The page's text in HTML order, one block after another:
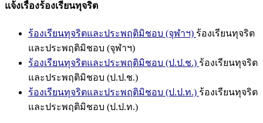
แจ้งเรื่องร้องเรียนทุจริต
ร้องเรียนทุจริตและประพฤติมิชอบ (จุฬาฯ) ร้องเรียนทุจริต
และประพฤติมิชอบ (จุฬาฯ)
ร้องเรียนทุจริตและประพฤติมิชอบ (ป.ป.ช.) ร้องเรียนทุจริต
และประพฤติมิชอบ (ป.ป.ช.)
ร้องเรียนทุจริตและประพฤติมิชอบ (ป.ป.ท.) ร้องเรียนทุจริต
และประพฤติมิชอบ (ป.ป.ท.)